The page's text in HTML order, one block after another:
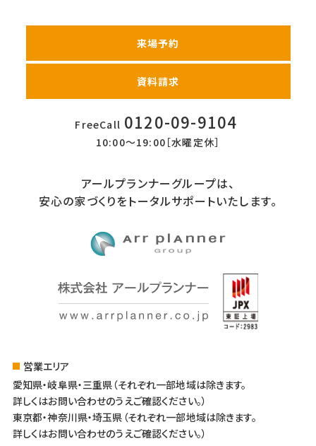
来場予約
資料請求
FreeCall 0120-09-9104
10:00〜19:00［水曜定休］
アールプランナーグループは、
安心の家づくりをトータルサポートいたします。
営業エリア
愛知県・岐阜県・三重県（それぞれ一部地域は除きます。
詳しくはお問い合わせのうえご確認ください。）
東京都・神奈川県・埼玉県（それぞれ一部地域は除きます。
詳しくはお問い合わせのうえご確認ください。）